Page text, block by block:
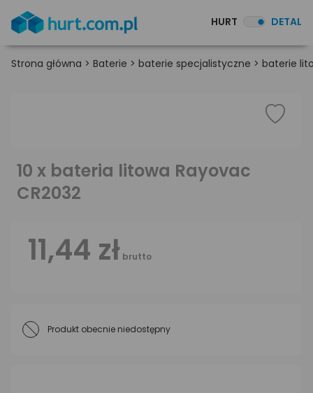
HURT DETAL
Strona główna > Baterie > baterie specjalistyczne > baterie
10 x bateria litowa Rayovac
CR2032
11,44 zł brutto
Produkt obecnie niedostępny